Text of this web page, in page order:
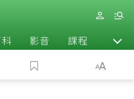
影音 課程 退休